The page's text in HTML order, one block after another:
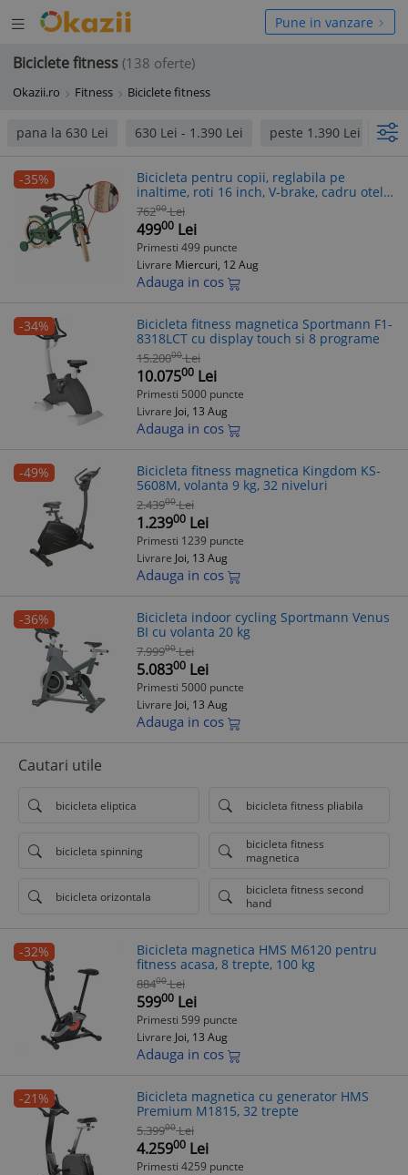
Deschide
meniul
Pune in vanzare
Biciclete fitness (138 oferte)
Okazii.ro Fitness Biciclete fitness
pana la 630 Lei 630 Lei - 1.390 Lei peste 1.390 Lei
-35%
Bicicleta pentru copii, reglabila pe
inaltime, roti 16 inch, V-brake, cadru otel,
roti ajutatoare, RESIGILATA
76200 Lei
49900 Lei
Primesti 499 puncte
Livrare Miercuri, 12 Aug
Adauga in cos
-34%
Bicicleta fitness magnetica Sportmann F1-
8318LCT cu display touch si 8 programe
15.20000 Lei
10.07500 Lei
Primesti 5000 puncte
Livrare Joi, 13 Aug
Adauga in cos
-49%
Bicicleta fitness magnetica Kingdom KS-
5608M, volanta 9 kg, 32 niveluri
2.43900 Lei
1.23900 Lei
Primesti 1239 puncte
Livrare Joi, 13 Aug
Adauga in cos
-36%
Bicicleta indoor cycling Sportmann Venus
BI cu volanta 20 kg
7.99900 Lei
5.08300 Lei
Primesti 5000 puncte
Livrare Joi, 13 Aug
Adauga in cos
Cautari utile
bicicleta eliptica bicicleta fitness pliabila
bicicleta spinning
bicicleta fitness
magnetica
bicicleta orizontala
bicicleta fitness second
hand
-32%
Bicicleta magnetica HMS M6120 pentru
fitness acasa, 8 trepte, 100 kg
88400 Lei
59900 Lei
Primesti 599 puncte
Livrare Joi, 13 Aug
Adauga in cos
-21%
Bicicleta magnetica cu generator HMS
Premium M1815, 32 trepte
5.39900 Lei
4.25900 Lei
Primesti 4259 puncte